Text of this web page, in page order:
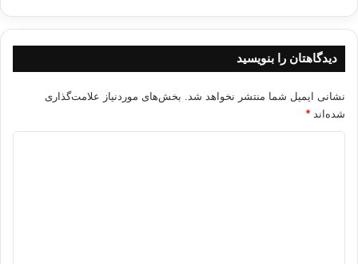
دیدگاهتان را بنویسید
نشانی ایمیل شما منتشر نخواهد شد. بخش‌های موردنیاز علامت‌گذاری
شده‌اند *